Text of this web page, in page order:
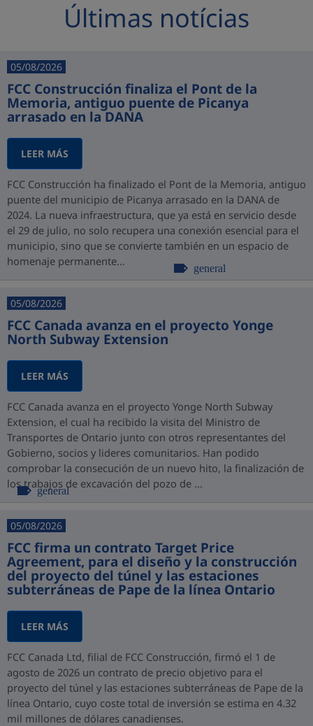
Últimas notícias
05/08/2026
FCC Construcción finaliza el Pont de la
Memoria, antiguo puente de Picanya
arrasado en la DANA
LEER MÁS
FCC Construcción ha finalizado el Pont de la Memoria, antiguo
puente del municipio de Picanya arrasado en la DANA de
2024. La nueva infraestructura, que ya está en servicio desde
el 29 de julio, no solo recupera una conexión esencial para el
municipio, sino que se convierte también en un espacio de
homenaje permanente...
general
05/08/2026
FCC Canada avanza en el proyecto Yonge
North Subway Extension
LEER MÁS
FCC Canada avanza en el proyecto Yonge North Subway
Extension, el cual ha recibido la visita del Ministro de
Transportes de Ontario junto con otros representantes del
Gobierno, socios y lideres comunitarios. Han podido
comprobar la consecución de un nuevo hito, la finalización de
los trabajos de excavación del pozo de ...
general
05/08/2026
FCC firma un contrato Target Price
Agreement, para el diseño y la construcción
del proyecto del túnel y las estaciones
subterráneas de Pape de la línea Ontario
LEER MÁS
FCC Canada Ltd, filial de FCC Construcción, firmó el 1 de
agosto de 2026 un contrato de precio objetivo para el
proyecto del túnel y las estaciones subterráneas de Pape de la
línea Ontario, cuyo coste total de inversión se estima en 4.32
mil millones de dólares canadienses.